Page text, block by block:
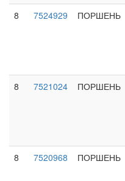
8 7524929
ПОРШЕНЬ
8 7521024
ПОРШЕНЬ
8 7520968
ПОРШЕНЬ